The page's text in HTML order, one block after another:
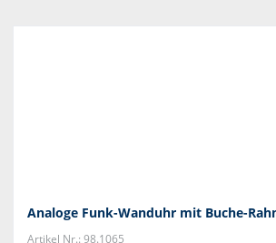
Analoge Funk-Wanduhr mit Buche-
Artikel Nr.: 98.1065